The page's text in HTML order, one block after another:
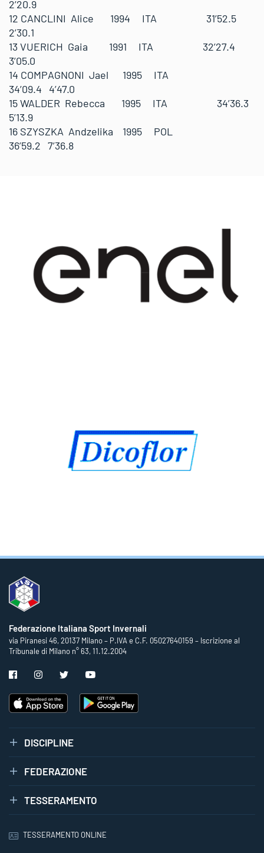
2’20.9
12 CANCLINI Alice 1994 ITA 31’52.5
2’30.1
13 VUERICH Gaia 1991 ITA 32’27.4
3’05.0
14 COMPAGNONI Jael 1995 ITA
34’09.4 4’47.0
15 WALDER Rebecca 1995 ITA 34’36.3
5’13.9
16 SZYSZKA Andzelika 1995 POL
36’59.2 7’36.8
Federazione Italiana Sport Invernali
via Piranesi 46, 20137 Milano – P.IVA e C.F. 05027640159 – Iscrizione al
Tribunale di Milano n° 63, 11.12.2004
DISCIPLINE
FEDERAZIONE
TESSERAMENTO
TESSERAMENTO ONLINE